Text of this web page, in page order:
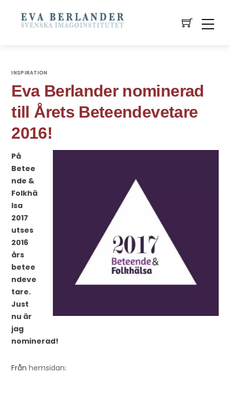
INSPIRATION
Eva Berlander nominerad
till Årets Beteendevetare
2016!
På
Betee
nde &
Folkhä
lsa
2017
utses
2016
års
betee
ndeve
tare.
Just
nu är
jag
nominerad!
Frånhemsidan: